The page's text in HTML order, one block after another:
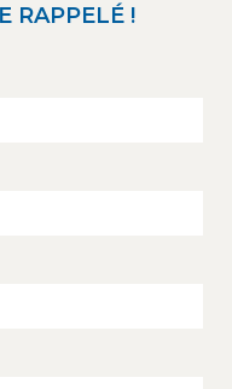
RAPPELÉ !